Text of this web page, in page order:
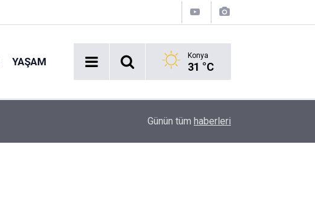
YAŞAM Konya
31 °C
Gözü yaşlı anne 28 yıllık sır perdesinin
Günün tüm haberleri